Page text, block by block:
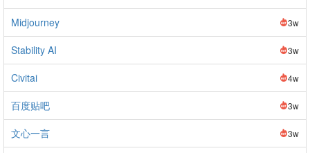
Midjourney 3w
Stability AI 3w
Civitai 4w
百度贴吧 3w
文心一言 3w